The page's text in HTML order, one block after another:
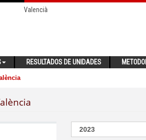
Valencià
RESULTADOS DE UNIDADES